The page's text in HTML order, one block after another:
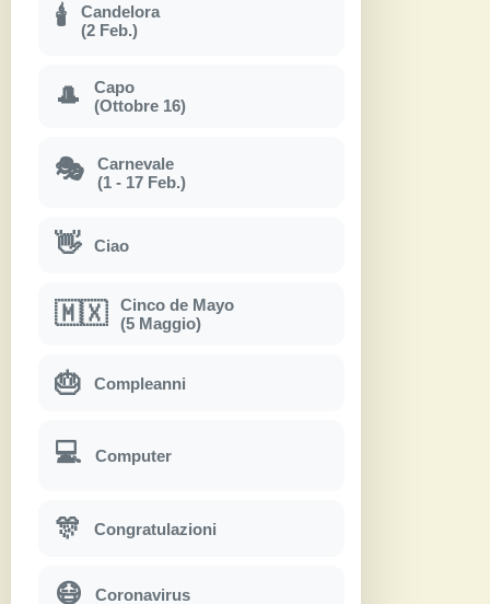
🕯
Candelora
(2 Feb.)
🎩
Capo
(Ottobre 16)
🎭
Carnevale
(1 - 17 Feb.)
👋 Ciao
🇲🇽
Cinco de Mayo
(5 Maggio)
🎂 Compleanni
💻 Computer
🎊 Congratulazioni
😷 Coronavirus